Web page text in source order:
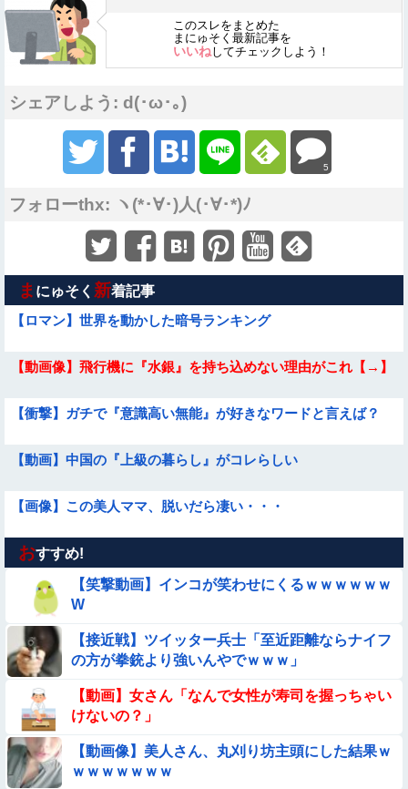
このスレをまとめた
まにゅそく最新記事を
いいねしてチェックしよう！
シェアしよう: d(･ω･｡)
5
フォローthx: ヽ(*･∀･)人(･∀･*)ﾉ
ま にゅそく 新着記事
【ロマン】世界を動かした暗号ランキング
【動画像】飛行機に『水銀』を持ち込めない理由がこれ【→】
【衝撃】ガチで『意識高い無能』が好きなワードと言えば？
【動画】中国の『上級の暮らし』がコレらしい
【画像】この美人ママ、脱いだら凄い・・・
【画像】昔の日本人の水着、ゑっちｗｗｗｗｗｗｗ
【動画】美少女4人組の20年後の姿がヤバいwwwwww
【動画】韓国アイドルさん、ヱチヱチ限界点を超えてしまう
【画像】夏のバイクがヤバすぎるｗｗｗｗｗ
【動画】広島に落とされた『原子爆弾』の『再現動画』がこち
ら・・・
【動画】デブの喧嘩 ガチでヤバい……
おすすめ!
【笑撃動画】インコが笑わせにくるｗｗｗｗｗｗ
W
【接近戦】ツイッター兵士「至近距離ならナイフ
の方が拳銃より強いんやでｗｗｗ」
【動画】女さん「なんで女性が寿司を握っちゃい
けないの？」
【動画像】美人さん、丸刈り坊主頭にした結果ｗ
ｗｗｗｗｗｗｗ